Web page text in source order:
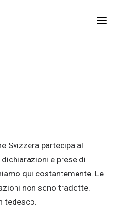
Svizzera partecipa al
e prese di
qui costantemente. Le
non sono tradotte.
tedesco.